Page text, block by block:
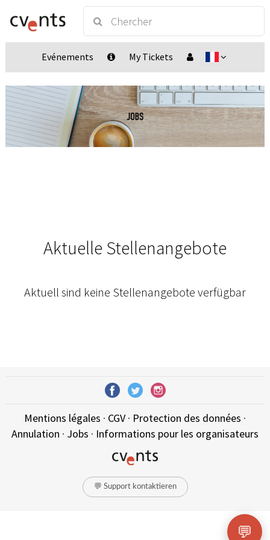
Evénements My Tickets
Aktuelle Stellenangebote
Aktuell sind keine Stellenangebote verfügbar
Mentions légales · CGV· Protection des données ·
Annulation · Jobs · Informations pour les organisateurs
💬 Support kontaktieren
💬